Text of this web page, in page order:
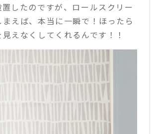
したのですが、ロールスクリー
まえば、本当に一瞬で！ほったら
えなくしてくれるんです！！